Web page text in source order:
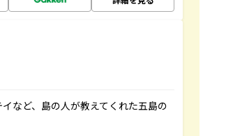
など、島の人が教えてくれた五島の